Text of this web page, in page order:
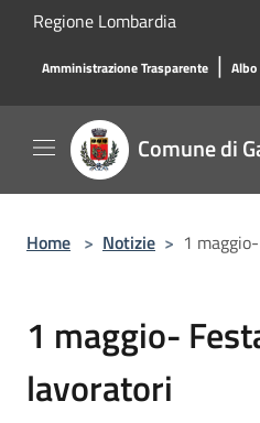
Salta al contenuto principale
Regione Lombardia
Amministrazione Trasparente |
Comune di
Home > Notizie > 1
1 maggio-
lavoratori